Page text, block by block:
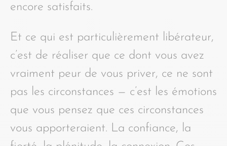
encore satisfaits.
Et ce qui est particulièrement libérateur,
c’est de réaliser que ce dont vous avez
vraiment peur de vous priver, ce ne sont
pas les circonstances — c’est les émotions
que vous pensez que ces circonstances
vous apporteraient. La confiance, la